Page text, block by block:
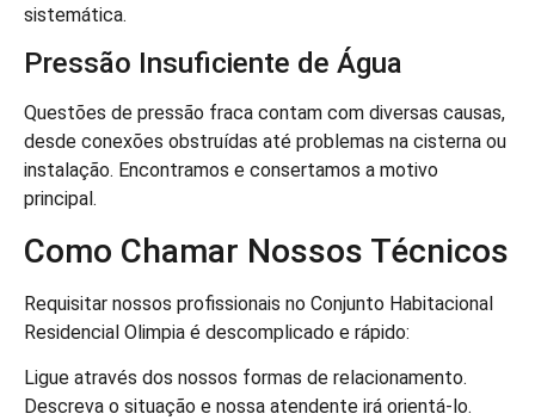
sistemática.
Pressão Insuficiente de Água
Questões de pressão fraca contam com diversas causas,
desde conexões obstruídas até problemas na cisterna ou
instalação. Encontramos e consertamos a motivo
principal.
Como Chamar Nossos Técnicos
Requisitar nossos profissionais no Conjunto Habitacional
Residencial Olimpia é descomplicado e rápido:
Ligue através dos nossos formas de relacionamento.
Descreva o situação e nossa atendente irá orientá-lo.